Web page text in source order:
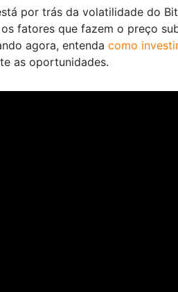
por trás da volatilidade do
fatores que fazem o preço
agora, entenda como
as oportunidades.